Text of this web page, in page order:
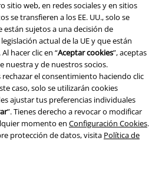
sitio web, en redes sociales y en sitios
se transfieren a los EE. UU., solo se
sujetos a una decisión de
actual de la UE y que están
hacer clic en “Aceptar cookies”, aceptas
nuestra y de nuestros socios.
el consentimiento haciendo clic
caso, solo se utilizarán cookies
ajustar tus preferencias individuales
”. Tienes derecho a revocar o modificar
momento en Configuración Cookies.
protección de datos, visita Política de
del medioambiente